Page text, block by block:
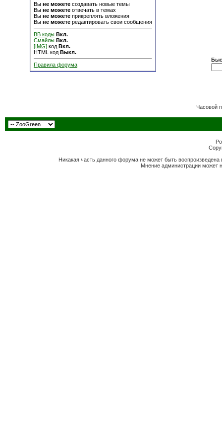
Вы не можете создавать новые темы
Вы не можете отвечать в темах
Вы не можете прикреплять вложения
Вы не можете редактировать свои сообщения
BB коды Вкл.
Смайлы Вкл.
[IMG] код Вкл.
HTML код Выкл.
Правила форума
Часовой
Никакая часть данного форума не может быть
Мнение администрации может